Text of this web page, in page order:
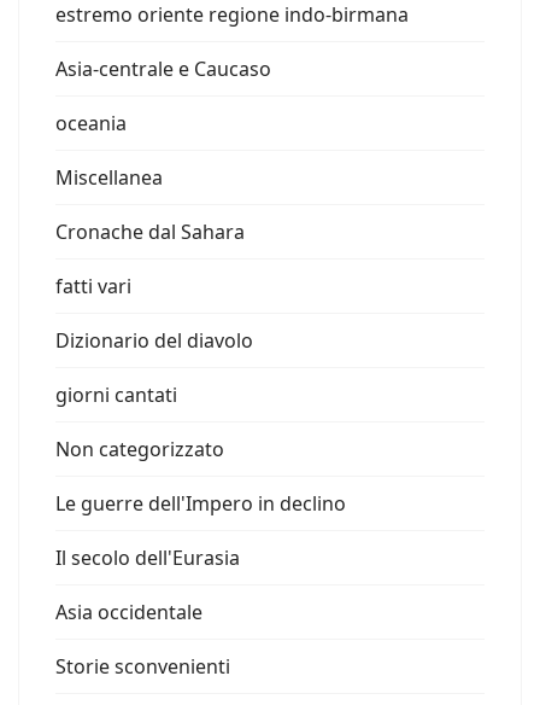
estremo oriente regione indo-birmana
Asia-centrale e Caucaso
oceania
Miscellanea
Cronache dal Sahara
fatti vari
Dizionario del diavolo
giorni cantati
Non categorizzato
Le guerre dell'Impero in declino
Il secolo dell'Eurasia
Asia occidentale
Storie sconvenienti